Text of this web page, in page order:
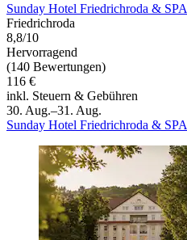
Sunday Hotel Friedrichroda & SPA
Friedrichroda
8,8/10
Hervorragend
(140 Bewertungen)
116 €
inkl. Steuern & Gebühren
30. Aug.–31. Aug.
Sunday Hotel Friedrichroda & SPA